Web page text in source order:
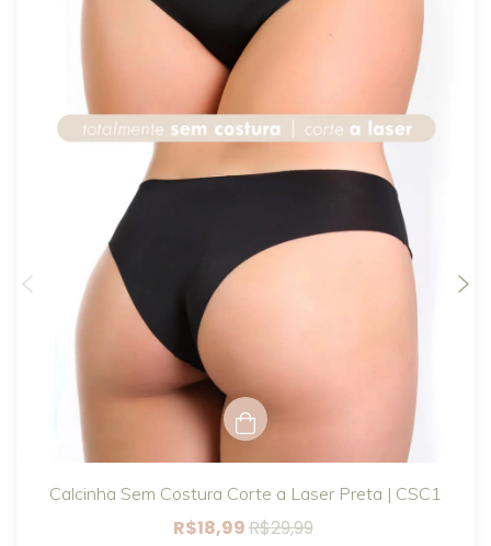
Calcinha Sem Costura Corte a Laser Preta | CSC1
R$18,99R$29,99